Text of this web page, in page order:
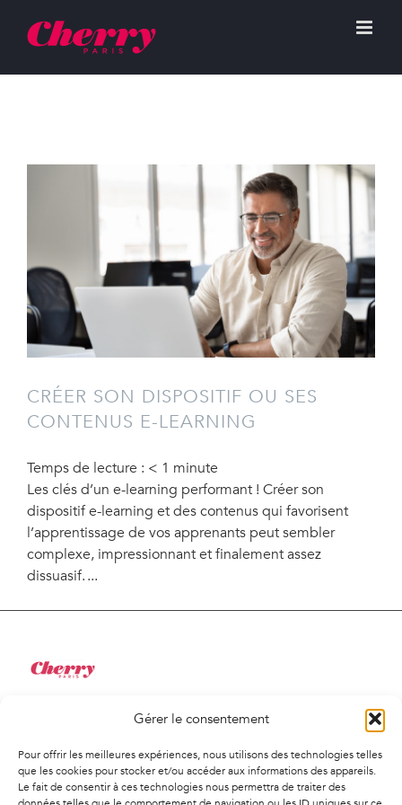
Gérer le consentement
Pour offrir les meilleures expériences, nous utilisons des technologies telles
que les cookies pour stocker et/ou accéder aux informations des appareils.
Le fait de consentir à ces technologies nous permettra de traiter des
CRÉER SON DISPOSITIF OU SES
CONTENUS E-LEARNING
Temps de lecture : < 1 minute
Les clés d’un e-learning performant ! Créer son
dispositif e-learning et des contenus qui favorisent
l’apprentissage de vos apprenants peut sembler
complexe, impressionnant et finalement assez
dissuasif.
34 Rue de Saint-Pétersbourg
75008, Paris
01 41 02 01 94
contact@agencecherry.com